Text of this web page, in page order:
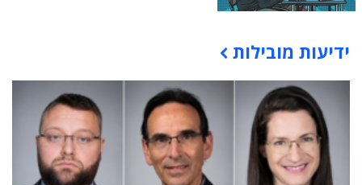
תוכן פרסומי
ידיעות מובילות